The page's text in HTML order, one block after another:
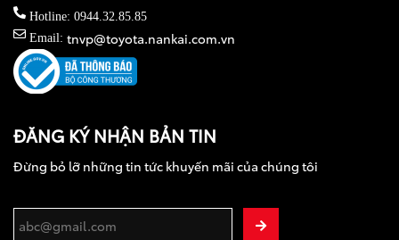
Hotline: 0944.32.85.85
Email: tnvp@toyota.nankai.com.vn
ĐĂNG KÝ NHẬN BẢN TIN
Đừng bỏ lỡ những tin tức khuyến mãi của chúng tôi